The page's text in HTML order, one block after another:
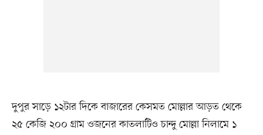
দুপুর সাড়ে ১২টার দিকে বাজারের কেসমত মোল্লার আড়ত থেকে
২৫ কেজি ২০০ গ্রাম ওজনের কাতলাটিও চান্দু মোল্লা নিলামে ১